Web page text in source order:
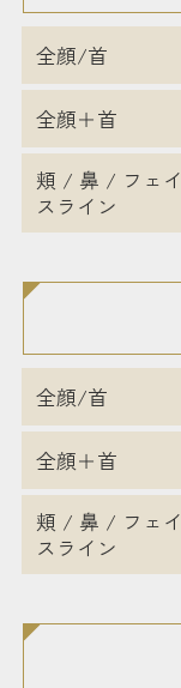
全顔/首
全顔＋首
頬 / 鼻 / フェイ
スライン
全顔/首
全顔＋首
頬 / 鼻 / フェイ
スライン